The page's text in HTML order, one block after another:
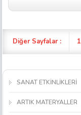
Diğer Sayfalar : 1
SANAT ETKİNLİKLERİ
ARTIK MATERYALLER